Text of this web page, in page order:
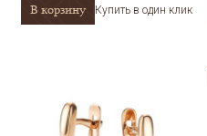
В корзину Купить в один клик